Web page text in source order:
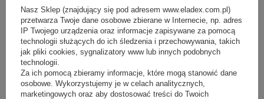
Dostępny od ręki,Zakupy na raty
Liczby
długość :
2030 mm
Nasz Sklep (znajdujący się pod adresem www.eladex.com.pl)
przetwarza Twoje dane osobowe zbierane w Internecie, np. adres
IP Twojego urządzenia oraz informacje zapisywane za pomocą
technologii służących do ich śledzenia i przechowywania, takich
jak pliki cookies, sygnalizatory www lub innych podobnych
technologii.
Za ich pomocą zbieramy informacje, które mogą stanowić dane
osobowe. Wykorzystujemy je w celach analitycznych,
marketingowych oraz aby dostosować treści do Twoich